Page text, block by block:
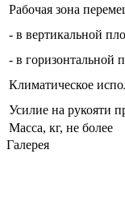
Рабочая зона
- в вертикальной
- в горизонтальной
Климатическое
Усилие на рукояти
Масса, кг, не более
Галерея